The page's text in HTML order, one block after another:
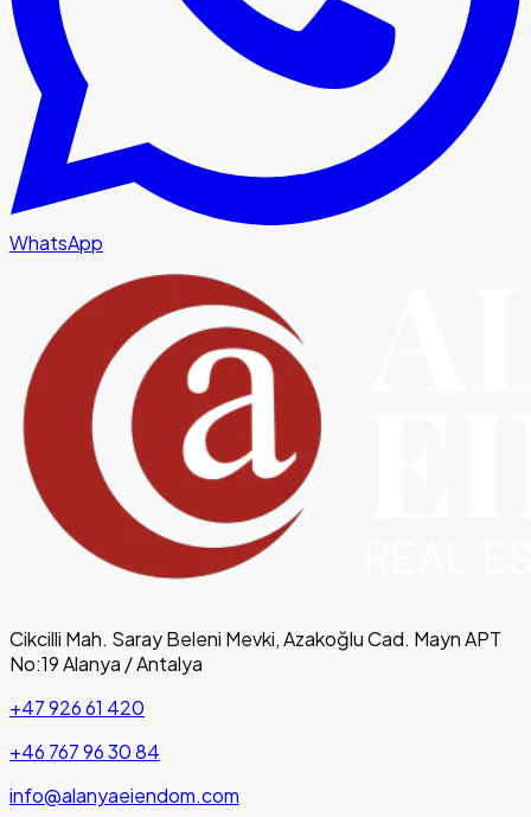
WhatsApp
Cikcilli Mah. Saray Beleni Mevki, Azakoğlu Cad. Mayn APT
No:19 Alanya / Antalya
+47 926 61 420
+46 767 96 30 84
info@alanyaeiendom.com